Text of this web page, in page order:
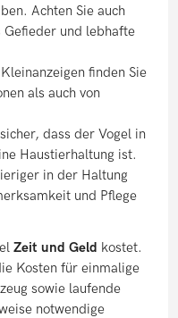
Achten Sie auch
Gefieder und lebhafte
finden Sie
als auch von
dass der Vogel in
Haustierhaltung ist.
in der Haltung
und Pflege
Zeit und Geld kostet.
Kosten für einmalige
sowie laufende
notwendige